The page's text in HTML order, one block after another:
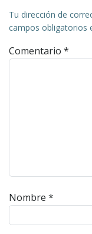
Tu dirección de
campos obligatorios
Comentario *
Nombre *